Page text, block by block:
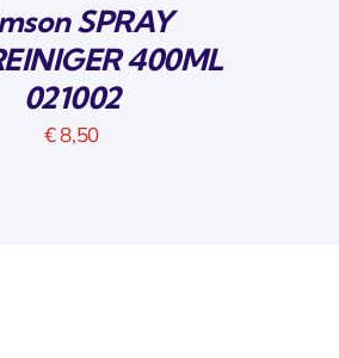
SPRAY
400ML
021002
€8,50